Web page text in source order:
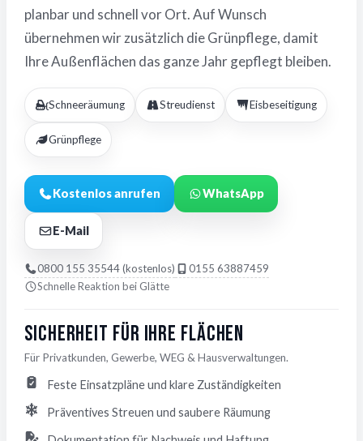
planbar und schnell vor Ort. Auf Wunsch
übernehmen wir zusätzlich die Grünpflege, damit
Ihre Außenflächen das ganze Jahr gepflegt bleiben.
Schneeräumung Streudienst Eisbeseitigung
Grünpflege
Kostenlos anrufen WhatsApp
E-Mail
0800 155 35544 (kostenlos)
0155 63887459
Schnelle Reaktion bei Glätte
Sicherheit für Ihre Flächen
Für Privatkunden, Gewerbe, WEG & Hausverwaltungen.
Feste Einsatzpläne und klare Zuständigkeiten
Präventives Streuen und saubere Räumung